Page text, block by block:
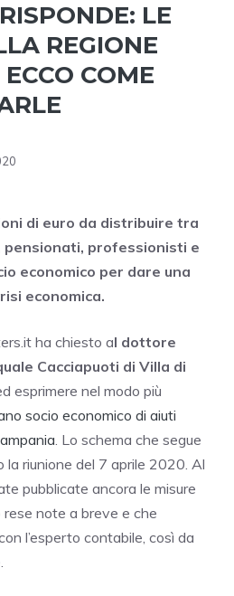
LE
REGIONE
COME
di euro da distribuire tra
pensionati, professionisti e
economico per dare una
economica.
ha chiesto al dottore
Cacciapuoti di Villa di
esprimere nel modo più
socio economico di aiuti
. Lo schema che segue
riunione del 7 aprile 2020. Al
pubblicate ancora le misure
note a breve e che
l’esperto contabile, così da